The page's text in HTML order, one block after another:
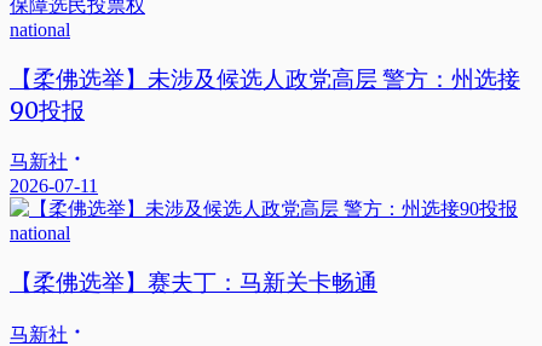
national
【柔佛选举】未涉及候选人政党高层 警方：州选接
90投报
马新社
2026-07-11
national
【柔佛选举】赛夫丁：马新关卡畅通
马新社